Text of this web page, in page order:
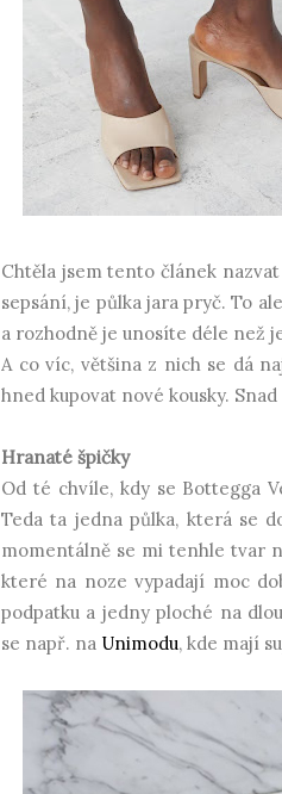
Chtěla jsem tento článek
sepsání, je půlka jara pryč. To
a rozhodně je unosíte déle než
A co víc, většina z nich se dá
hned kupovat nové kousky.
Hranaté špičky
Od té chvíle, kdy se Bottegga
Teda ta jedna půlka, která se
momentálně se mi tenhle tvar
které na noze vypadají moc
podpatku a jedny ploché na
se např. na Unimodu, kde mají